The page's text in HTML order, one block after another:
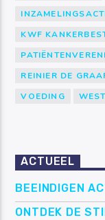
KWF
REINIER DE
VOEDING
ACTUEEL
BEEINDIGEN
ONTDEK DE